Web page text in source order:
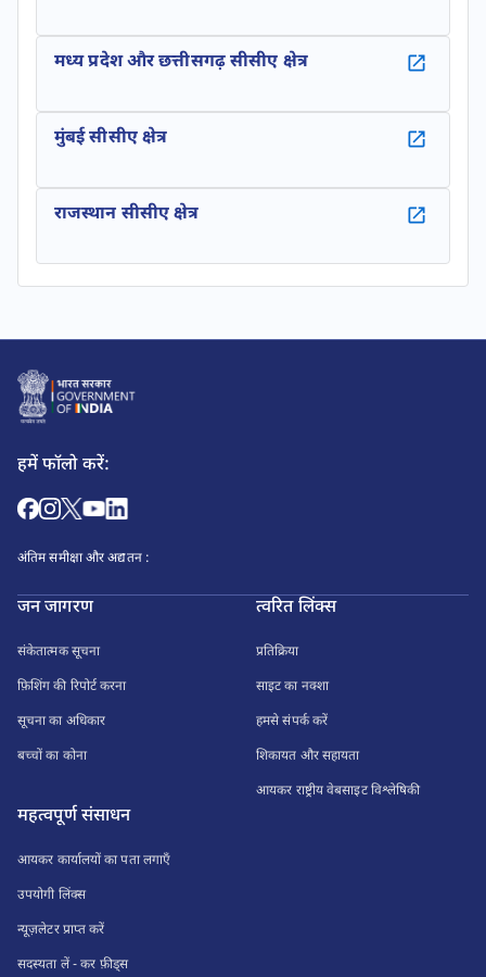
मध्य प्रदेश और छत्तीसगढ़ सीसीए क्षेत्र
मुंबई सीसीए क्षेत्र
राजस्थान सीसीए क्षेत्र
हमें फॉलो करें:
अंतिम समीक्षा और अद्यतन :
जन जागरण
संकेतात्मक सूचना
फ़िशिंग की रिपोर्ट करना
सूचना का अधिकार
बच्चों का कोना
त्वरित लिंक्स
प्रतिक्रिया
साइट का नक्शा
हमसे संपर्क करें
शिकायत और सहायता
आयकर राष्ट्रीय वेबसाइट विश्लेषिकी
महत्वपूर्ण संसाधन
आयकर कार्यालयों का पता लगाएँ
उपयोगी लिंक्स
न्यूज़लेटर प्राप्त करें
सदस्यता लें - कर फ़ीड्स